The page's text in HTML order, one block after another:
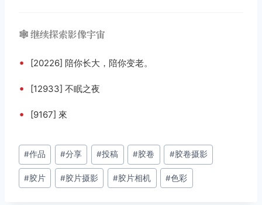
🕸️ 继续探索影像宇宙
• [20226] 陪你长大，陪你变老。
• [12933] 不眠之夜
• [9167] 來
文
章
标
#作品 #分享 #投稿 #胶卷 #胶卷摄影
#胶片 #胶片摄影 #胶片相机 #色彩